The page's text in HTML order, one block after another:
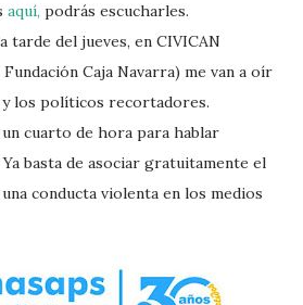
aquí, podrás escucharles.
tarde del jueves, en CIVICAN
Caja Navarra) me van a oír
los políticos recortadores.
un cuarto de hora para hablar
basta de asociar gratuitamente el
conducta violenta en los medios